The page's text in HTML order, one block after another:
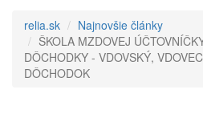
relia.sk
Najnovšie články
ŠKOLA MZDOVEJ
DÔCHODKY - VDOVSKÝ,
DÔCHODOK